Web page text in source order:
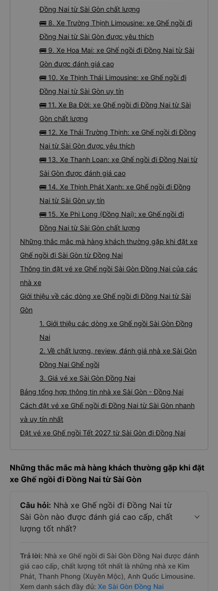
Đồng Nai từ Sài Gòn chất lượng
🚌 8. Xe Trường Thịnh Limousine: xe Ghế ngồi đi
Đồng Nai từ Sài Gòn được yêu thích
🚌 9. Xe Hoa Mai: xe Ghế ngồi đi Đồng Nai từ Sài
Gòn được đánh giá cao
🚌 10. Xe Thịnh Thái Limousine: xe Ghế ngồi đi
Đồng Nai từ Sài Gòn uy tín
🚌 11. Xe Ba Đời: xe Ghế ngồi đi Đồng Nai từ Sài
Gòn chất lượng
🚌 12. Xe Thái Trường Thịnh: xe Ghế ngồi đi Đồng
Nai từ Sài Gòn được yêu thích
🚌 13. Xe Thanh Loan: xe Ghế ngồi đi Đồng Nai từ
Sài Gòn được đánh giá cao
🚌 14. Xe Thịnh Phát Xanh: xe Ghế ngồi đi Đồng
Nai từ Sài Gòn uy tín
🚌 15. Xe Phi Long (Đồng Nai): xe Ghế ngồi đi
Đồng Nai từ Sài Gòn chất lượng
Những thắc mắc mà hàng khách thường gặp khi đặt xe
Ghế ngồi đi Sài Gòn từ Đồng Nai
Thông tin đặt vé xe Ghế ngồi Sài Gòn Đồng Nai của các
nhà xe
Giới thiệu về các dòng xe Ghế ngồi đi Đồng Nai từ Sài
Gòn
1. Giới thiệu các dòng xe Ghế ngồi Sài Gòn Đồng
Nai
2. Về chất lượng, review, đánh giá nhà xe Sài Gòn
Đồng Nai Ghế ngồi
3. Giá vé xe Sài Gòn Đồng Nai
Bảng tổng hợp thông tin nhà xe Sài Gòn - Đồng Nai
Cách đặt vé xe Ghế ngồi đi Đồng Nai từ Sài Gòn nhanh
và uy tín nhất
Đặt vé xe Ghế ngồi Tết 2027 từ Sài Gòn đi Đồng Nai
Những thắc mắc mà hàng khách thường gặp khi đặt
xe Ghế ngồi đi Đồng Nai từ Sài Gòn
Câu hỏi: Nhà xe Ghế ngồi đi Đồng Nai từ
Sài Gòn nào được đánh giá cao cấp, chất
lượng tốt nhất?
Trả lời: Nhà xe Ghế ngồi đi Sài Gòn Đồng Nai được đánh
giá cao cấp, chất lượng tốt nhất là những nhà xe Kim
Phát, Thanh Phong (Xuyên Mộc), Anh Quốc Limousine.
Xem danh sách đầy đủ: Xe Sài Gòn Đồng Nai